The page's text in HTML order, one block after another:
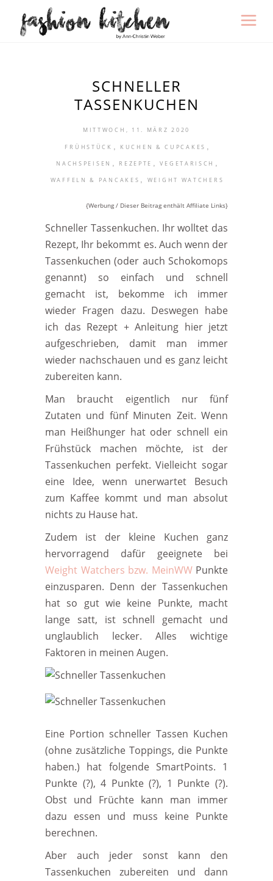
SCHNELLER
TASSENKUCHEN
MITTWOCH, 11. MÄRZ 2020
FRÜHSTÜCK , KUCHEN & CUPCAKES ,
NACHSPEISEN , REZEPTE , VEGETARISCH ,
WAFFELN & PANCAKES , WEIGHT WATCHERS
{Werbung / Dieser Beitrag enthält Affiliate Links}
Schneller Tassenkuchen. Ihr wolltet das
Rezept, Ihr bekommt es. Auch wenn der
Tassenkuchen (oder auch Schokomops
genannt) so einfach und schnell
gemacht ist, bekomme ich immer
wieder Fragen dazu. Deswegen habe
ich das Rezept + Anleitung hier jetzt
aufgeschrieben, damit man immer
wieder nachschauen und es ganz leicht
zubereiten kann.
Man braucht eigentlich nur fünf
Zutaten und fünf Minuten Zeit. Wenn
man Heißhunger hat oder schnell ein
Frühstück machen möchte, ist der
Tassenkuchen perfekt. Vielleicht sogar
eine Idee, wenn unerwartet Besuch
zum Kaffee kommt und man absolut
nichts zu Hause hat.
Zudem ist der kleine Kuchen ganz
hervorragend dafür geeignete bei
Weight Watchers bzw. MeinWWPunkte
einzusparen. Denn der Tassenkuchen
hat so gut wie keine Punkte, macht
lange satt, ist schnell gemacht und
unglaublich lecker. Alles wichtige
Faktoren in meinen Augen.
Eine Portion schneller Tassen Kuchen
(ohne zusätzliche Toppings, die Punkte
haben.) hat folgende SmartPoints. 1
Punkte (?), 4 Punkte (?), 1 Punkte (?).
Obst und Früchte kann man immer
dazu essen und muss keine Punkte
berechnen.
Aber auch jeder sonst kann den
Tassenkuchen zubereiten und dann